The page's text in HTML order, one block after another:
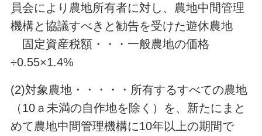
員会により農地所有者に対し、農地中間管理
機構と協議すべきと勧告を受けた遊休農地
固定資産税額・・・一般農地の価格
÷0.55×1.4%
(2)対象農地・・・・・所有するすべての農地
（10ａ未満の自作地を除く）を、新たにまと
めて農地中間管理機構に10年以上の期間で